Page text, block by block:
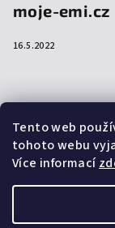
Tento web
tohoto webu
Více informací
moje-emi.cz
16.5.2022
Přijímáme